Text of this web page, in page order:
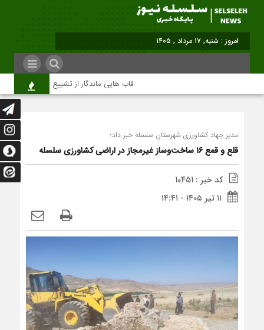
امروز : شنبه, ۱۷ مرداد , ۱۴۰۵
قاب هایی ماندگار از تشییع رهبر شهید در
مدیر جهاد کشاورزی شهرستان سلسله خبر داد؛
قلع و قمع ۱۶ ساخت‌وساز غیرمجاز در اراضی کشاورزی سلسله
کد خبر : 10451
۱۱ تیر ۱۴۰۵ - ۱۴:۴۱